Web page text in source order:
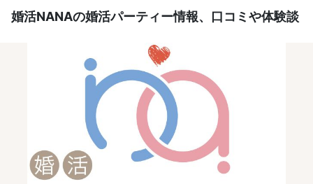
婚活NANAの婚活パーティー情報、口コミや体験談